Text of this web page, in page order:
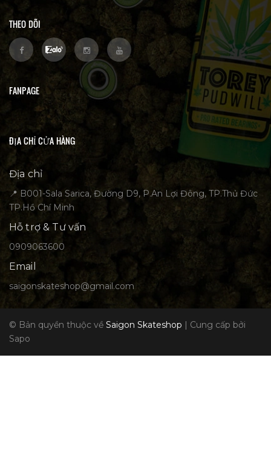
THEO DÕI
FANPAGE
ĐỊA CHỈ CỬA HÀNG
Địa chỉ
📍 B001-Sala Sarica, Đường D9, P.An Lợi Đông, TP.Thủ Đức
TP.Hồ Chí Minh
Hỗ trợ & Tư vấn
0909063600
Email
saigonskateshop@gmail.com
© Bản quyền thuộc về Saigon Skateshop | Cung cấp bởi
Sapo